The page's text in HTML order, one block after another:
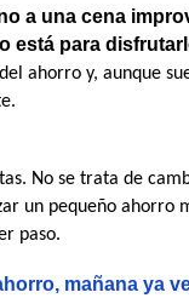
a una cena
está para
ahorro y, aunque
No se trata de
un pequeño ahorro
paso.
mañana ya